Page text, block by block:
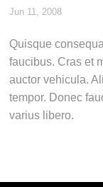
Jun 11, 2008
Quisque
faucibus. Cras et
auctor vehicula.
tempor. Donec
varius libero.